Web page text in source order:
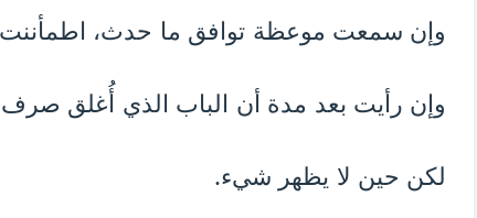
وإن سمعت موعظة توافق ما حدث،
وإن رأيت بعد مدة أن الباب الذي أُغلق
لكن حين لا يظهر شيء.